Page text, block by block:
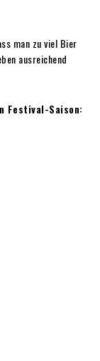
man zu viel Bier
ausreichend
Festival-Saison: